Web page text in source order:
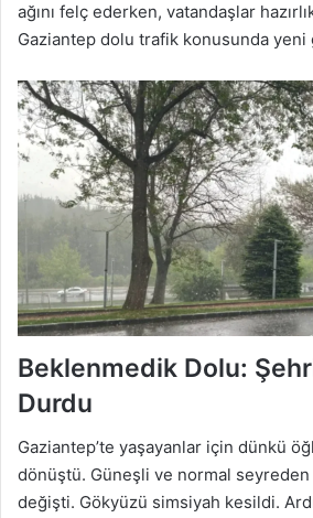
ağını felç ederken, vatandaşlar
Gaziantep dolu trafik konusunda
Beklenmedik Dolu:
Durdu
Gaziantep’te yaşayanlar için dünkü
dönüştü. Güneşli ve normal
değişti. Gökyüzü simsiyah kesildi.